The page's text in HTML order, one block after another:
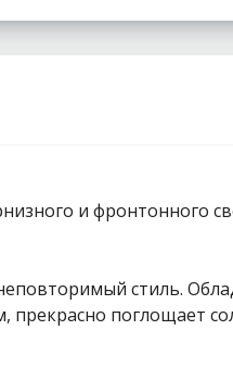
и фронтонного
стиль.
поглощает